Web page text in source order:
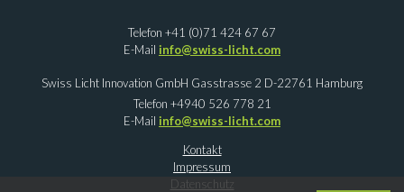
Telefon +41 (0)71 424 67 67
E-Mail info@swiss-licht.com
Swiss Licht Innovation GmbH Gasstrasse 2 D-22761 Hamburg
Telefon +4940 526 778 21
E-Mail info@swiss-licht.com
Kontakt
Impressum
Datenschutz